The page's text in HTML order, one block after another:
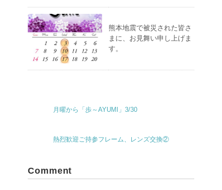
熊本地震で被災された皆さ
まに、お見舞い申し上げま
す。
月曜から「歩～AYUMI」3/30
熱烈歓迎ご持参フレーム、レンズ交換②
Comment